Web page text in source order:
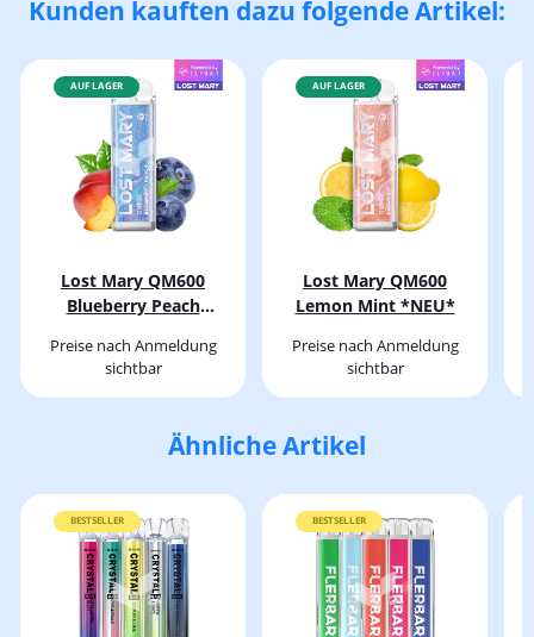
Kunden kauften dazu folgende Artikel:
AUF LAGER
Lost Mary QM600
Blueberry Peach
Preise nach Anmeldung
sichtbar
AUF LAGER
Lost Mary QM600
Lemon Mint *NEU*
Preise nach Anmeldung
sichtbar
Ähnliche Artikel
BESTSELLER BESTSELLER